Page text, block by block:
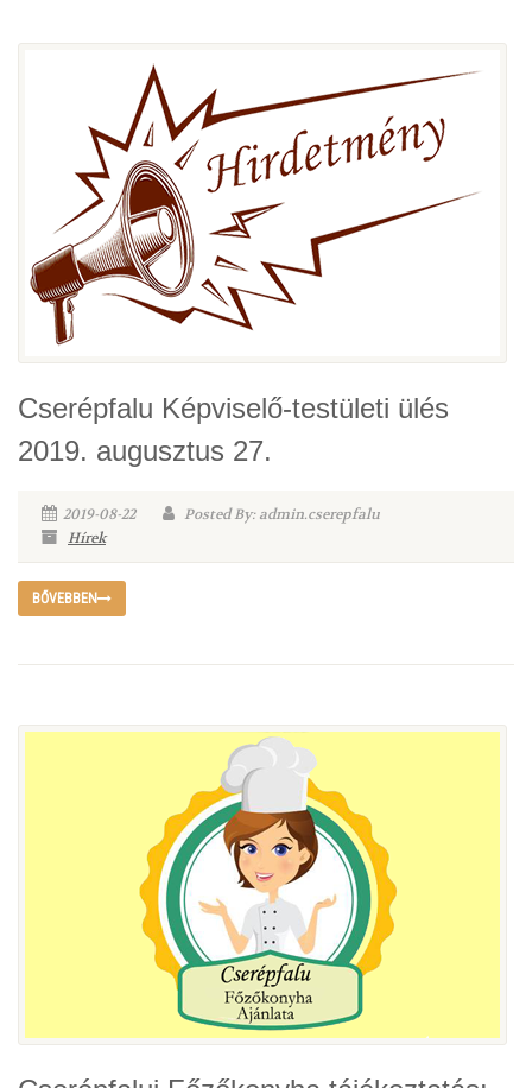
Cserépfalu Képviselő-testületi ülés
2019. augusztus 27.
2019-08-22
Posted By: admin.cserepfalu
Hírek
BŐVEBBEN